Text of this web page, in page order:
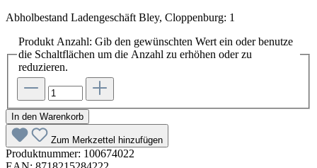
Abholbestand Ladengeschäft Bley, Cloppenburg: 1
Produkt Anzahl: Gib den gewünschten Wert ein oder benutze
die Schaltflächen um die Anzahl zu erhöhen oder zu
reduzieren.
In den Warenkorb
Zum Merkzettel hinzufügen
Produktnummer: 100674022